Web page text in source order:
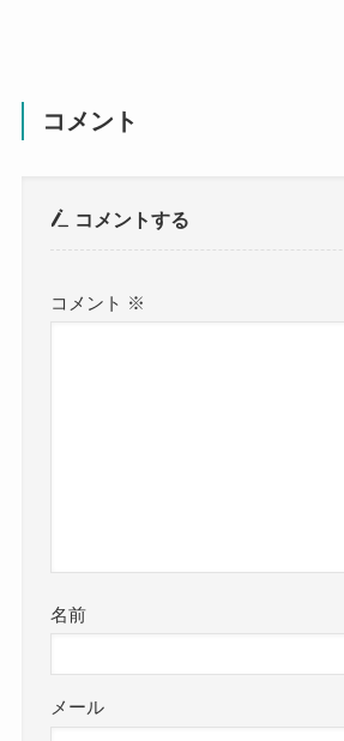
コメント
コメントする
コメント ※
名前
メール